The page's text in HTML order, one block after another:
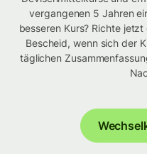
vergangenen 5 Jahren
besseren Kurs? Richte
Bescheid, wenn sich der
täglichen